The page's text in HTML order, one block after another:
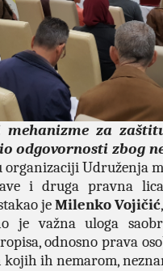
za
odgovornosti zbog
Udruženja
i druga pravna
jeMilenko Vojičić
je važna uloga
odnosno prava
ih nemarom,